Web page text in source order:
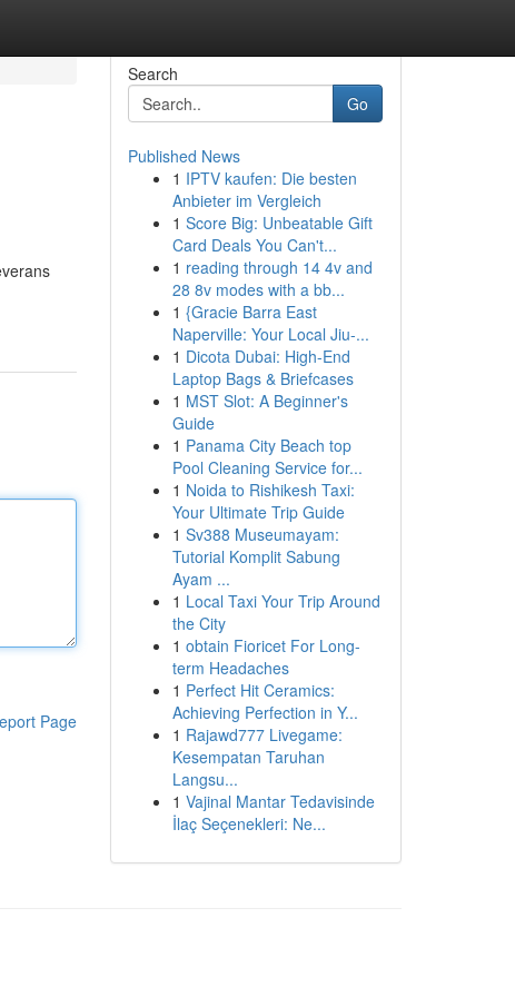
Page
Search
Go
Published News
1 IPTV kaufen: Die besten
Anbieter im Vergleich
1 Score Big: Unbeatable Gift
Card Deals You Can't...
1 reading through 14 4v and
28 8v modes with a bb...
1 {Gracie Barra East
Naperville: Your Local Jiu-...
1 Dicota Dubai: High-End
Laptop Bags & Briefcases
1 MST Slot: A Beginner's
Guide
1 Panama City Beach top
Pool Cleaning Service for...
1 Noida to Rishikesh Taxi:
Your Ultimate Trip Guide
1 Sv388 Museumayam:
Tutorial Komplit Sabung
Ayam ...
1 Local Taxi Your Trip Around
the City
1 obtain Fioricet For Long-
term Headaches
1 Perfect Hit Ceramics:
Achieving Perfection in Y...
1 Rajawd777 Livegame:
Kesempatan Taruhan
Langsu...
1 Vajinal Mantar Tedavisinde
İlaç Seçenekleri: Ne...